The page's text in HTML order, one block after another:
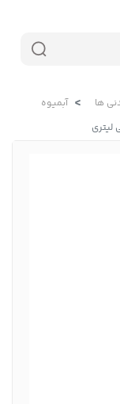
ها
آبمیوه